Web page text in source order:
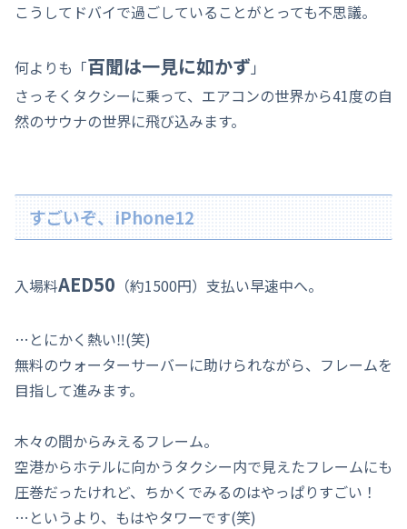
こうしてドバイで過ごしていることがとっても不思議。
何よりも「百聞は一見に如かず」
さっそくタクシーに乗って、エアコンの世界から41度の自
然のサウナの世界に飛び込みます。
すごいぞ、iPhone12
入場料AED50 （約1500円）支払い早速中へ。
…とにかく熱い‼(笑)
無料のウォーターサーバーに助けられながら、フレームを
目指して進みます。
木々の間からみえるフレーム。
空港からホテルに向かうタクシー内で見えたフレームにも
圧巻だったけれど、ちかくでみるのはやっぱりすごい！
…というより、もはやタワーです(笑)